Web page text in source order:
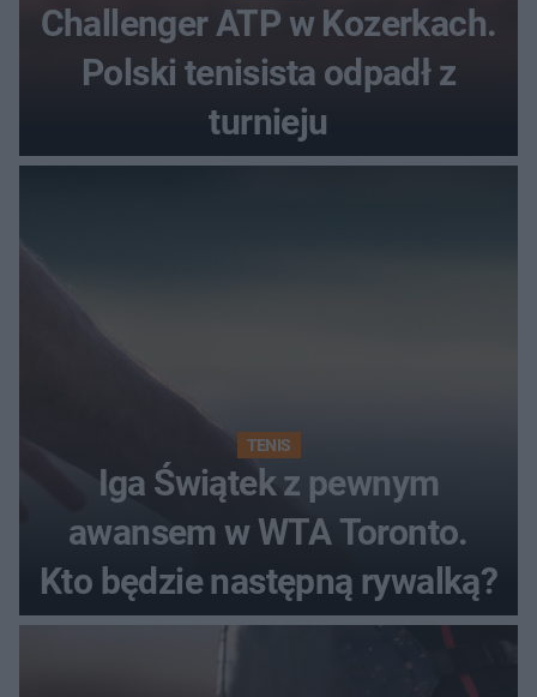
Challenger ATP w Kozerkach.
Polski tenisista odpadł z
turnieju
TENIS
Iga Świątek z pewnym
awansem w WTA Toronto.
Kto będzie następną rywalką?